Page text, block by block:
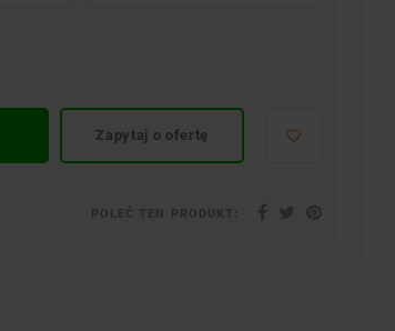
Zapytaj o ofertę